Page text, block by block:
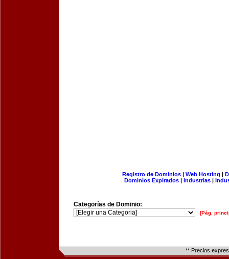
Registro de Dominios| Web Hosting |
Dominios Expirados | Industrias |
Categorías de Dominio:
[Pág.
** Precios